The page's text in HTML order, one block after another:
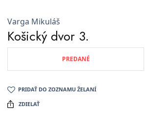
Varga Mikuláš
Košický dvor 3.
PREDANÉ
PRIDAŤ DO ZOZNAMU ŽELANÍ
ZDIELAŤ